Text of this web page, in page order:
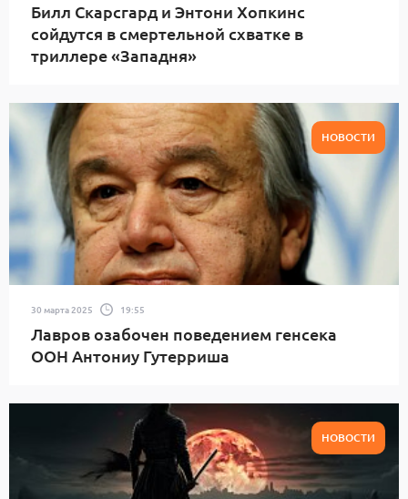
Билл Скарсгард и Энтони Хопкинс
сойдутся в смертельной схватке в
триллере «Западня»
НОВОСТИ
30 марта 2025 19:55
Лавров озабочен поведением генсека
ООН Антониу Гутерриша
НОВОСТИ